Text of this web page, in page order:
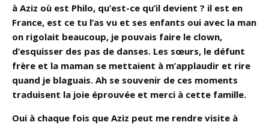
à Aziz où est Philo, qu’est-ce qu’il devient ? il est en
France, est ce tu l’as vu et ses enfants oui avec la man
on rigolait beaucoup, je pouvais faire le clown,
d’esquisser des pas de danses. Les sœurs, le défunt
frère et la maman se mettaient à m’applaudir et rire
quand je blaguais. Ah se souvenir de ces moments
traduisent la joie éprouvée et merci à cette famille.
Oui à chaque fois que Aziz peut me rendre visite à